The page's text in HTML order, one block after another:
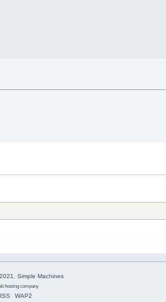
Simple Machines
hosting company
WAP2